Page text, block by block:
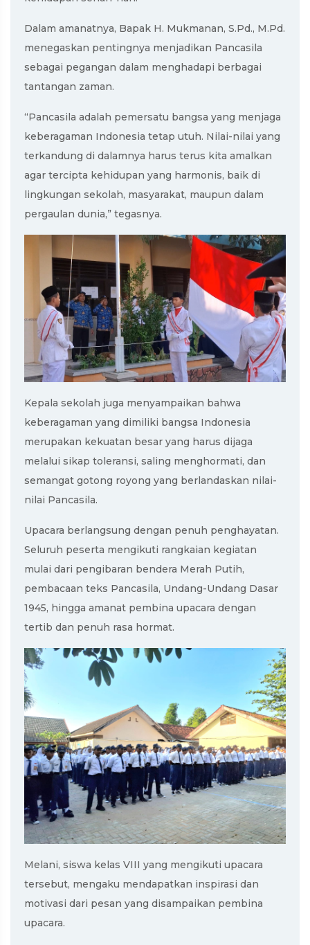
Dalam amanatnya, Bapak H. Mukmanan, S.Pd., M.Pd.
menegaskan pentingnya menjadikan Pancasila
sebagai pegangan dalam menghadapi berbagai
tantangan zaman.
“Pancasila adalah pemersatu bangsa yang menjaga
keberagaman Indonesia tetap utuh. Nilai-nilai yang
terkandung di dalamnya harus terus kita amalkan
agar tercipta kehidupan yang harmonis, baik di
lingkungan sekolah, masyarakat, maupun dalam
pergaulan dunia,” tegasnya.
Kepala sekolah juga menyampaikan bahwa
keberagaman yang dimiliki bangsa Indonesia
merupakan kekuatan besar yang harus dijaga
melalui sikap toleransi, saling menghormati, dan
semangat gotong royong yang berlandaskan nilai-
nilai Pancasila.
Upacara berlangsung dengan penuh penghayatan.
Seluruh peserta mengikuti rangkaian kegiatan
mulai dari pengibaran bendera Merah Putih,
pembacaan teks Pancasila, Undang-Undang Dasar
1945, hingga amanat pembina upacara dengan
tertib dan penuh rasa hormat.
Melani, siswa kelas VIII yang mengikuti upacara
tersebut, mengaku mendapatkan inspirasi dan
motivasi dari pesan yang disampaikan pembina
upacara.